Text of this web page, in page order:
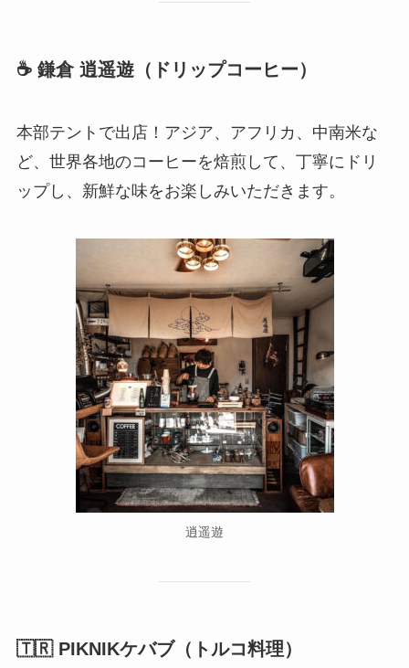
☕ 鎌倉 逍遥遊（ドリップコーヒー）
本部テントで出店！アジア、アフリカ、中南米な
ど、世界各地のコーヒーを焙煎して、丁寧にドリ
ップし、新鮮な味をお楽しみいただきます。
逍遥遊
🇹🇷 PIKNIKケバブ（トルコ料理）